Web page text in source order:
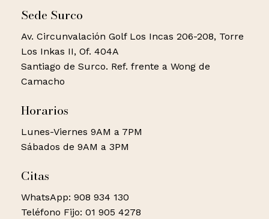
Sede Surco
Av. Circunvalación Golf Los Incas 206-208, Torre
Los Inkas II, Of. 404A
Santiago de Surco. Ref. frente a Wong de
Camacho
Horarios
Lunes-Viernes 9AM a 7PM
Sábados de 9AM a 3PM
Citas
WhatsApp: 908 934 130
Teléfono Fijo: 01 905 4278